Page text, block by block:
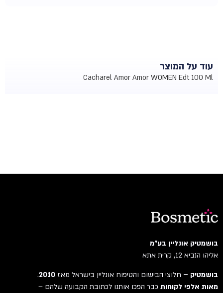
עוד על המוצר
Cacharel Amor Amor WOMEN Edt 100 Ml
בושמטיק אונליין בע"מ
אליהו הנביא 12, קרית אתא
בושמטיק –חלוצי הבישום והטיפוח אונליין בישראל מאז2010
.
מאות אלפי לקוחותכבר הפכו אותנו לכתובת הקבועה שלהם –